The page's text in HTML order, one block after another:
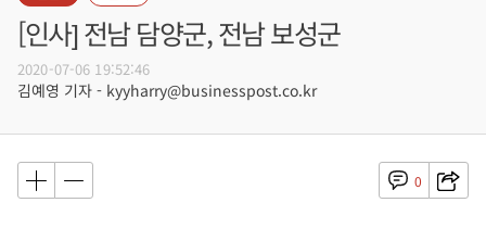
[인사] 전남 담양군, 전남 보성군
2020-07-06 19:52:46
김예영 기자 - kyyharry@businesspost.co.kr
0